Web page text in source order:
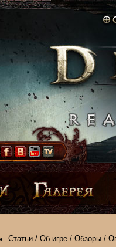
Статьи/ Об игре/ Обзоры/